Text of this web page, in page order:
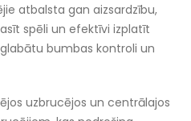
atbalsta gan aizsardzību,
spēli un efektīvi izplatīt
bumbas kontroli un
uzbrucējos un centrālajos